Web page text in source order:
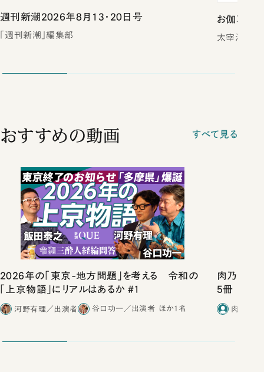
週刊新潮2026年8月13・20日号
「週刊新潮」編集部
お伽草紙
太宰治
おすすめの動画 すべて見る
2026年の「東京-地方問題」を考える 令和の
「上京物語」にリアルはあるか #1
河野有理／出演者 谷口功一／出演者 ほか1名
肉乃小路
5冊
肉乃小路